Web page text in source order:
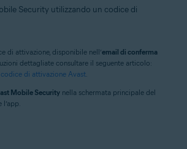
Security utilizzando un codice di
di attivazione, disponibile nell’email di conferma
dettagliate consultare il seguente articolo:
di attivazione Avast.
Mobile Security nella schermata principale del